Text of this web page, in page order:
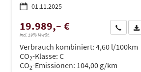
01.11.2025
19.989,– €
incl. 19% MwSt.
Wir
Verbrauch kombiniert: 4,60 l/100km
CO2-Klasse: C
CO2-Emissionen: 104,00 g/km